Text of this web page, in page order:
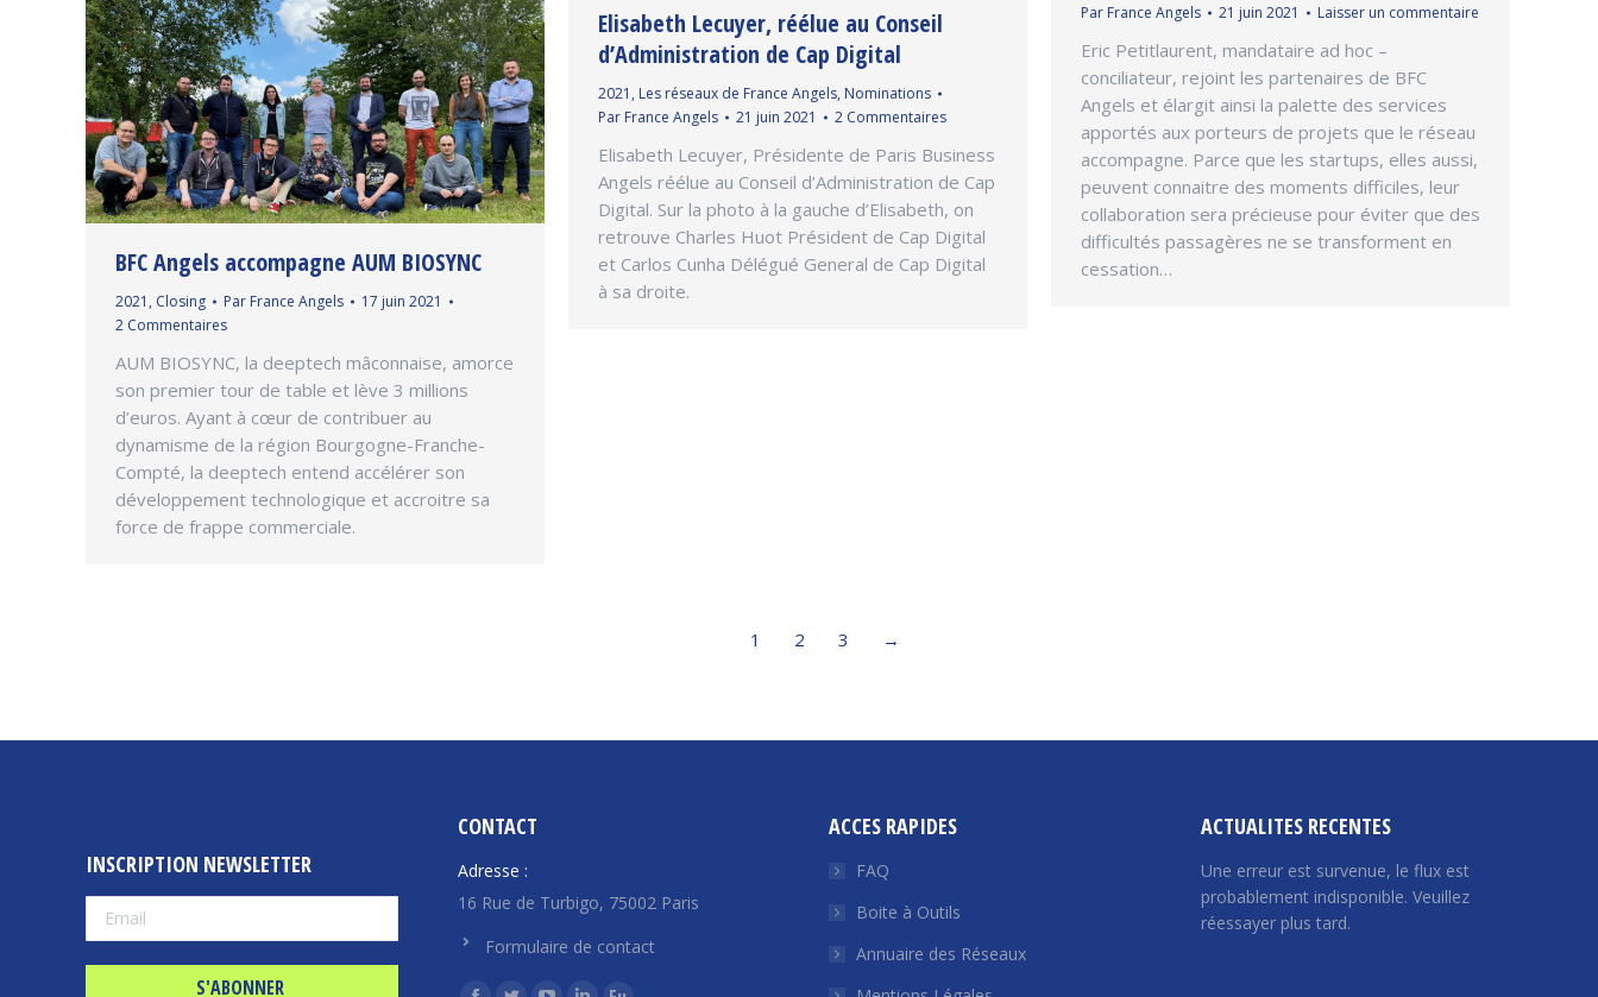
Elisabeth Lecuyer, réélue au Conseil
d’Administration de Cap Digital
2021 , Les réseaux de France Angels, Nominations
Par France Angels 21 juin 2021 2 Commentaires
Elisabeth Lecuyer, Présidente de Paris Business
Angels réélue au Conseil d’Administration de Cap
Digital. Sur la photo à la gauche d’Elisabeth, on
retrouve Charles Huot Président de Cap Digital
et Carlos Cunha Délégué General de Cap Digital
à sa droite.
Par France Angels 21 juin 2021 Laisser un commentaire
Eric Petitlaurent, mandataire ad hoc –
conciliateur, rejoint les partenaires de BFC
Angels et élargit ainsi la palette des services
apportés aux porteurs de projets que le réseau
accompagne. Parce que les startups, elles aussi,
peuvent connaitre des moments difficiles, leur
collaboration sera précieuse pour éviter que des
difficultés passagères ne se transforment en
cessation…
BFC Angels accompagne AUM BIOSYNC
2021 , Closing Par France Angels
17 juin 2021
2 Commentaires
AUM BIOSYNC, la deeptech mâconnaise, amorce
son premier tour de table et lève 3 millions
d’euros. Ayant à cœur de contribuer au
dynamisme de la région Bourgogne-Franche-
Compté, la deeptech entend accélérer son
développement technologique et accroitre sa
force de frappe commerciale.
1 2 3 →
INSCRIPTION NEWSLETTER
CONTACT
Adresse :
16 Rue de Turbigo, 75002 Paris
Formulaire de contact
Trouvez nous sur :
ACCES RAPIDES
FAQ
Boite à Outils
Annuaire des Réseaux
ACTUALITES RECENTES
Une erreur est survenue, le flux est
probablement indisponible. Veuillez
réessayer plus tard.